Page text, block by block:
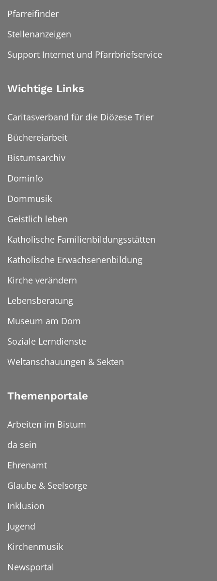
Pfarreifinder
Stellenanzeigen
Support Internet und Pfarrbriefservice
Wichtige Links
Caritasverband für die Diözese Trier
Büchereiarbeit
Bistumsarchiv
Dominfo
Dommusik
Geistlich leben
Katholische Familienbildungsstätten
Katholische Erwachsenenbildung
Kirche verändern
Lebensberatung
Museum am Dom
Soziale Lerndienste
Weltanschauungen & Sekten
Themenportale
Arbeiten im Bistum
da sein
Ehrenamt
Glaube & Seelsorge
Inklusion
Jugend
Kirchenmusik
Newsportal